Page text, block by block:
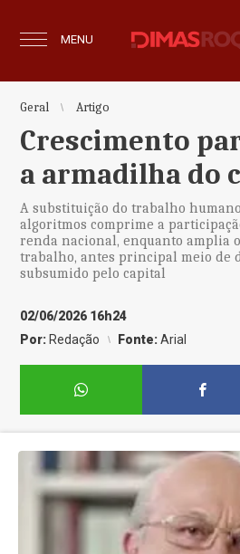
MENU
Geral Artigo
Crescimento
a armadilha do
A substituição do trabalho
algoritmos comprime a
renda nacional, enquanto amplia
trabalho, antes principal meio de
subsumido pelo capital
02/06/2026 16h24
Por: Redação Fonte:Arial